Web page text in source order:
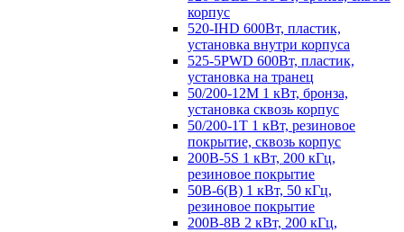
корпус
520-IHD 600Вт, пластик,
установка внутри корпуса
525-5PWD 600Вт, пластик,
установка на транец
50/200-12M 1 кВт, бронза,
установка сквозь корпус
50/200-1T 1 кВт, резиновое
покрытие, сквозь корпус
200B-5S 1 кВт, 200 кГц,
резиновое покрытие
50B-6(B) 1 кВт, 50 кГц,
резиновое покрытие
200B-8B 2 кВт, 200 кГц,